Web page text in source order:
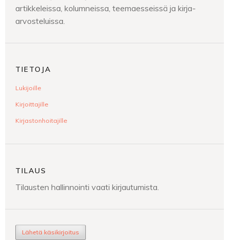
artikkeleissa, kolumneissa, teemaesseissä ja kirja-
arvosteluissa.
TIETOJA
Lukijoille
Kirjoittajille
Kirjastonhoitajille
TILAUS
Tilausten hallinnointi vaati kirjautumista.
Lähetä käsikirjoitus